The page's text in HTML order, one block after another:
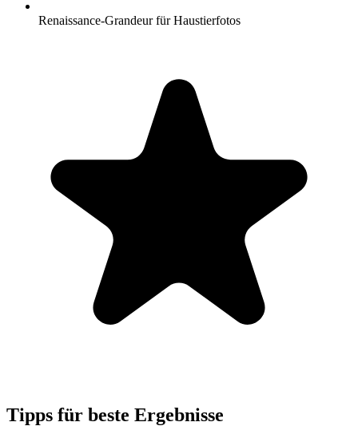
Renaissance-Grandeur für Haustierfotos
Tipps für beste Ergebnisse